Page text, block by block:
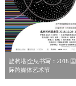
旋构塔|全息书写：2018 国
际跨媒体艺术节